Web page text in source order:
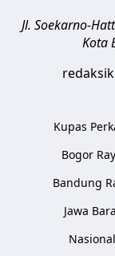
Jl. Soekarno-
Kota
Kupas
Bogor
Bandung
Jawa
Nasional